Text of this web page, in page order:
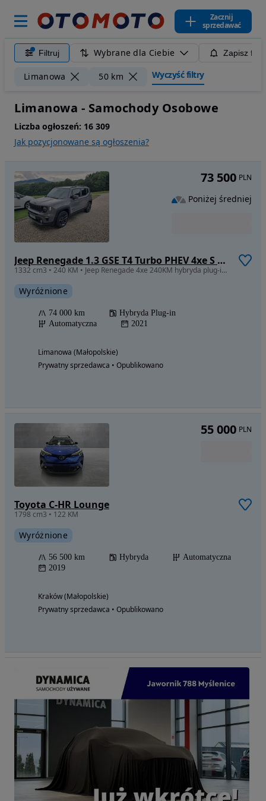
Zacznij
sprzedawać
Filtruj Wybrane dla Ciebie Zapisz
Limanowa 50 km Wyczyść filtry
Limanowa - Samochody Osobowe
Liczba ogłoszeń: 16 309
Jak pozycjonowane są ogłoszenia?
Jeep Renegade 1.3 GSE T4 Turbo PHEV 4xe S S&S
1332 cm3 • 240 KM • Jeep Renegade 4xe 240KM hybryda plug-in 4x4
Wyróżnione
74 000 km
Hybryda Plug-in
Automatyczna
2021
Limanowa (Małopolskie)
Prywatny sprzedawca • Opublikowano
73 500 PLN
Poniżej średniej
Toyota C-HR Lounge
1798 cm3 • 122 KM
Wyróżnione
56 500 km Hybryda
Automatyczna
2019
Kraków (Małopolskie)
Prywatny sprzedawca • Opublikowano
55 000 PLN